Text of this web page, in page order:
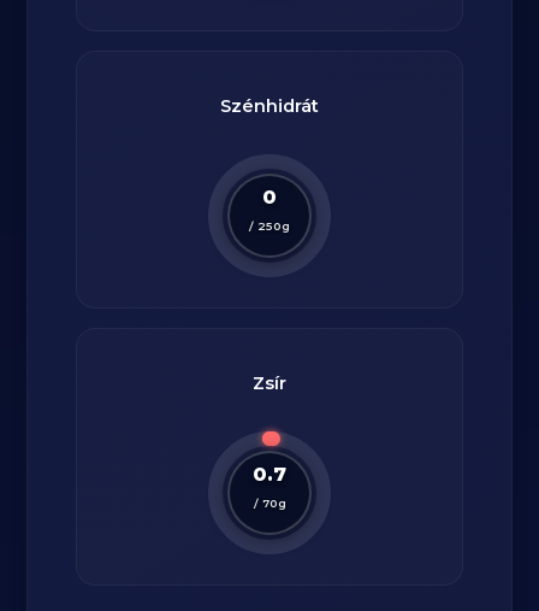
Szénhidrát
0
/ 250g
Zsír
0.7
/ 70g